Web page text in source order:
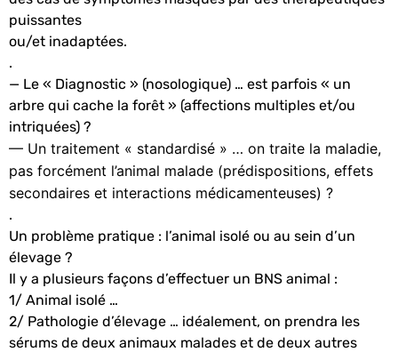
puissantes
ou/et inadaptées.
.
— Le « Diagnostic » (nosologique) … est parfois « un
arbre qui cache la forêt » (affections multiples et/ou
intriquées) ?
— Un traitement « standardisé » … on traite la maladie,
pas forcément l’animal malade (prédispositions, effets
secondaires et interactions médicamenteuses) ?
.
Un problème pratique : l’animal isolé ou au sein d’un
élevage ?
Il y a plusieurs façons d’effectuer un BNS animal :
1/ Animal isolé …
2/ Pathologie d’élevage … idéalement, on prendra les
sérums de deux animaux malades et de deux autres